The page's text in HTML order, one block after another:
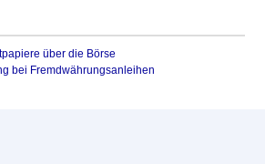
über die Börse
bei Fremdwährungsanleihen